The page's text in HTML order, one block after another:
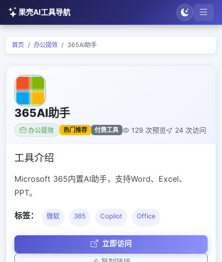
果壳AI工具导航
首页 办公提效 365AI助手
365AI助手
办公提效 热门推荐 付费工具 129 次预览 24 次访问
工具介绍
Microsoft 365内置AI助手，支持Word、Excel、
PPT。
标签： 微软 365 Copilot Office
立即访问